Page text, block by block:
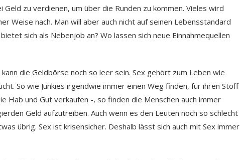
zu verdienen, um über die Runden zu kommen. Vieles wird
Weise nach. Man will aber auch nicht auf seinen Lebensstandard
sich als Nebenjob an? Wo lassen sich neue Einnahmequellen
die Geldbörse noch so leer sein. Sex gehört zum Leben wie
So wie Junkies irgendwie immer einen Weg finden, für ihren Stoff
Hab und Gut verkaufen -, so finden die Menschen auch immer
Geld aufzutreiben. Auch wenn es den Leuten noch so schlecht
übrig. Sex ist krisensicher. Deshalb lässt sich auch mit Sex immer